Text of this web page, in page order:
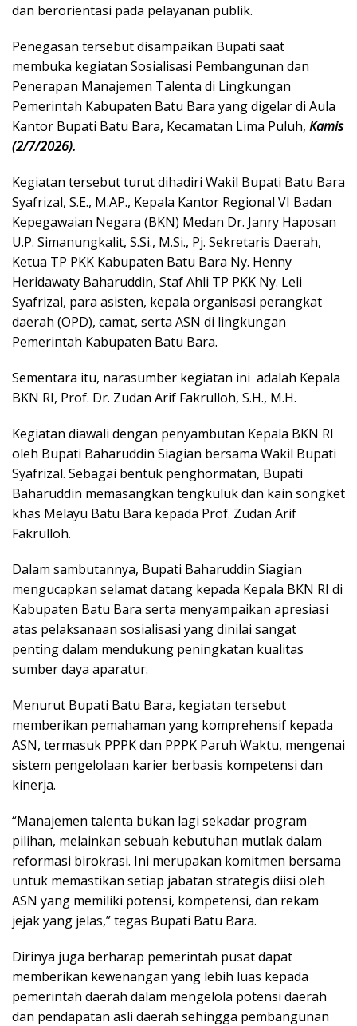
dan berorientasi pada pelayanan publik.
Penegasan tersebut disampaikan Bupati saat
membuka kegiatan Sosialisasi Pembangunan dan
Penerapan Manajemen Talenta di Lingkungan
Pemerintah Kabupaten Batu Bara yang digelar di Aula
Kantor Bupati Batu Bara, Kecamatan Lima Puluh, Kamis
(2/7/2026).
Kegiatan tersebut turut dihadiri Wakil Bupati Batu Bara
Syafrizal, S.E., M.AP., Kepala Kantor Regional VI Badan
Kepegawaian Negara (BKN) Medan Dr. Janry Haposan
U.P. Simanungkalit, S.Si., M.Si., Pj. Sekretaris Daerah,
Ketua TP PKK Kabupaten Batu Bara Ny. Henny
Heridawaty Baharuddin, Staf Ahli TP PKK Ny. Leli
Syafrizal, para asisten, kepala organisasi perangkat
daerah (OPD), camat, serta ASN di lingkungan
Pemerintah Kabupaten Batu Bara.
Sementara itu, narasumber kegiatan ini adalah Kepala
BKN RI, Prof. Dr. Zudan Arif Fakrulloh, S.H., M.H.
Kegiatan diawali dengan penyambutan Kepala BKN RI
oleh Bupati Baharuddin Siagian bersama Wakil Bupati
Syafrizal. Sebagai bentuk penghormatan, Bupati
Baharuddin memasangkan tengkuluk dan kain songket
khas Melayu Batu Bara kepada Prof. Zudan Arif
Fakrulloh.
Dalam sambutannya, Bupati Baharuddin Siagian
mengucapkan selamat datang kepada Kepala BKN RI di
Kabupaten Batu Bara serta menyampaikan apresiasi
atas pelaksanaan sosialisasi yang dinilai sangat
penting dalam mendukung peningkatan kualitas
sumber daya aparatur.
Menurut Bupati Batu Bara, kegiatan tersebut
memberikan pemahaman yang komprehensif kepada
ASN, termasuk PPPK dan PPPK Paruh Waktu, mengenai
sistem pengelolaan karier berbasis kompetensi dan
kinerja.
“Manajemen talenta bukan lagi sekadar program
pilihan, melainkan sebuah kebutuhan mutlak dalam
reformasi birokrasi. Ini merupakan komitmen bersama
untuk memastikan setiap jabatan strategis diisi oleh
ASN yang memiliki potensi, kompetensi, dan rekam
jejak yang jelas,” tegas Bupati Batu Bara.
Dirinya juga berharap pemerintah pusat dapat
memberikan kewenangan yang lebih luas kepada
pemerintah daerah dalam mengelola potensi daerah
dan pendapatan asli daerah sehingga pembangunan